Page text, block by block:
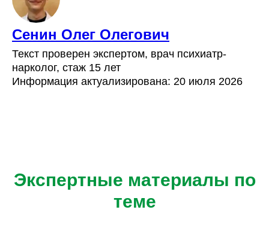
Сенин Олег Олегович
Текст проверен экспертом, врач психиатр-
нарколог, стаж 15 лет
Информация актуализирована: 20 июля 2026
Экспертные материалы по
теме